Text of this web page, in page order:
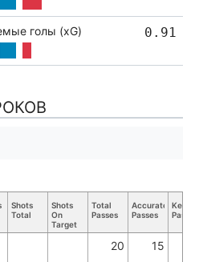
голы (xG) 0.91
Shots
Total
Shots
On
Target
Total
Passes
Accurate
Passes
Key
Passes
20 15